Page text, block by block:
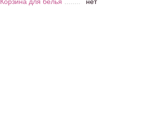
Корзина для белья нет